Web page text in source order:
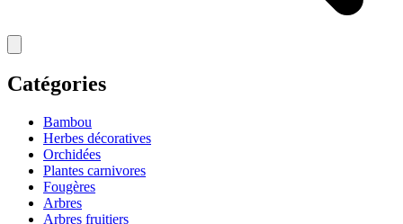
Catégories
Bambou
Herbes décoratives
Orchidées
Plantes carnivores
Fougères
Arbres
Arbres fruitiers